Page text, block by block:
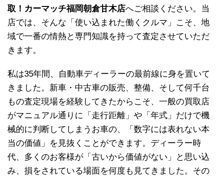
取！カーマッチ福岡朝倉甘木店へご相談ください。当
店では、そんな「使い込まれた働くクルマ」こそ、地
域で一番の情熱と専門知識を持って査定させていただ
きます。
私は35年間、自動車ディーラーの最前線に身を置いて
きました。新車・中古車の販売、整備、そして何千台
もの査定現場を経験してきたからこそ、一般の買取店
がマニュアル通りに「走行距離」や「年式」だけで機
械的に判断してしまうお車の、「数字には表れない本
当の価値」を見抜くことができます。ディーラー時
代、多くのお客様が「古いから価値がない」と思い込
み、損をされている場面を何度も見てきました。その